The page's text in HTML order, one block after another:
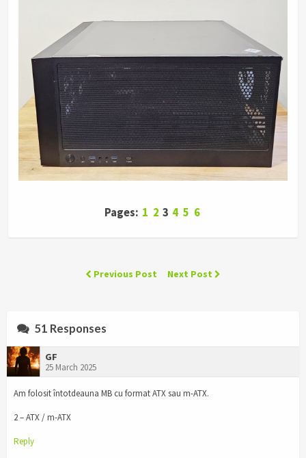
Pages: 1 2 3 4 5 6
Previous Post Next Post
51 Responses
GF
25 March 2025
Am folosit întotdeauna MB cu format ATX sau m-ATX.
2 – ATX / m-ATX
Reply